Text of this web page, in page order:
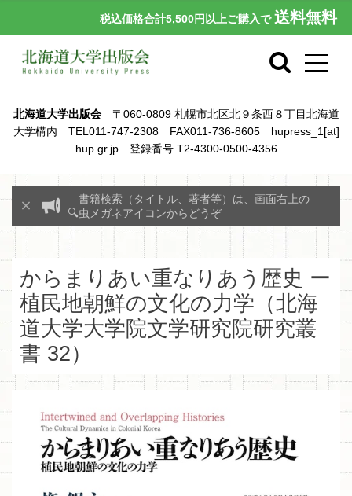
税込価格合計5,500円以上ご購入で 送料無料
北海道大学出版会〒060-0809 札幌市北区北９条西８丁目北海道
大学構内 TEL011-747-2308 FAX011-736-8605 hupress_1[at]
hup.gr.jp 登録番号 T2-4300-0500-4356
書籍検索（タイトル、著者等）は、画面右上の
🔍虫メガネアイコンからどうぞ
からまりあい重なりあう歴史 ー
植民地朝鮮の文化の力学（北海
道大学大学院文学研究院研究叢
書 32）